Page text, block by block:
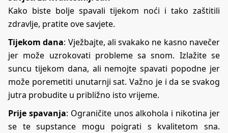
Kako biste bolje spavali tijekom noći i tako zaštitili
zdravlje, pratite ove savjete.
Tijekom dana: Vježbajte, ali svakako ne kasno navečer
jer može uzrokovati probleme sa snom. Izlažite se
suncu tijekom dana, ali nemojte spavati popodne jer
može poremetiti unutarnji sat. Važno je i da se svakog
jutra probudite u približno isto vrijeme.
Prije spavanja: Ograničite unos alkohola i nikotina jer
se te supstance mogu poigrati s kvalitetom sna.